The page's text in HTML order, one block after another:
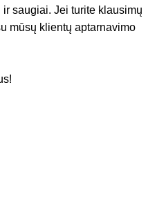
saugiai. Jei turite klausimų
mūsų klientų aptarnavimo